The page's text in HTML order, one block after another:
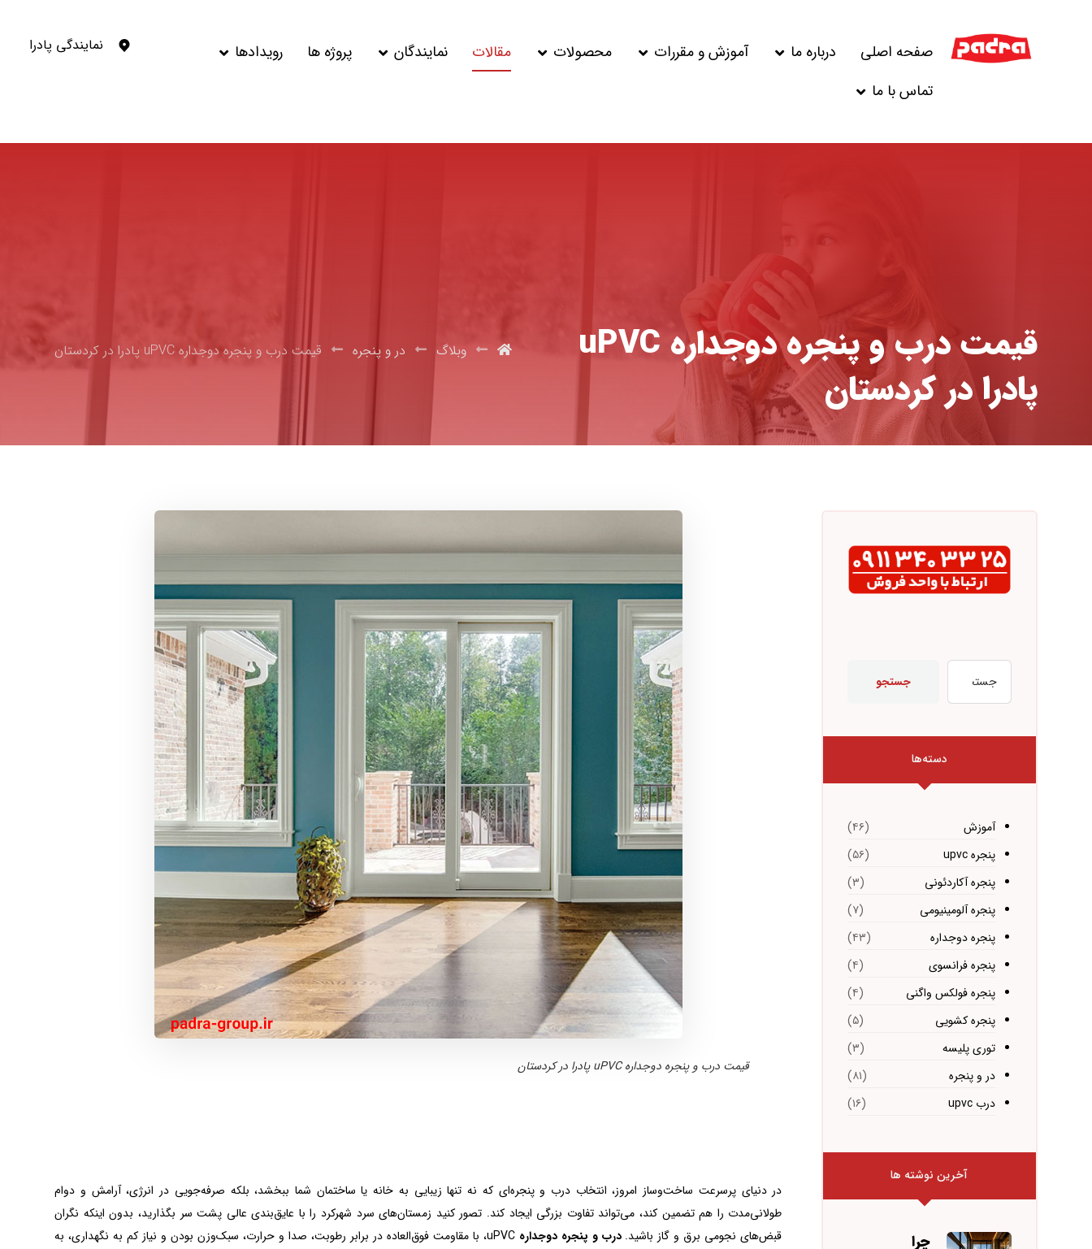
صفحه اصلی درباره ما آموزش و مقررات محصولات مقالات نمایندگان پروژه ها
رویدادها
تماس با ما
نمایندگی پادرا
قیمت درب و پنجره دوجداره uPVC
پادرا در کردستان
وبلاگ در و پنجره قیمت درب و پنجره دوجداره uPVC پادرا در کردستان
قیمت درب و پنجره دوجداره uPVC پادرا در کردستان
در دنیای پرسرعت ساخت‌وساز امروز، انتخاب درب و پنجره‌ای که نه تنها زیبایی به خانه یا ساختمان شما ببخشد، بلکه صرفه‌جویی در انرژی، آرامش و دوام
طولانی‌مدت را هم تضمین کند، می‌تواند تفاوت بزرگی ایجاد کند. تصور کنید زمستان‌های سرد شهرکرد را با عایق‌بندی عالی پشت سر بگذارید، بدون اینکه نگران
قبض‌های نجومی برق و گاز باشید.درب و پنجره دوجداره
uPVC، با مقاومت فوق‌العاده در برابر رطوبت، صدا و حرارت، سبک‌وزن بودن و نیاز کم به نگهداری، به
جستجو
دسته‌ها
آموزش (۴۶)
پنجره upvc
(۵۶)
پنجره آکاردئونی
(۳)
پنجره آلومینیومی
(۷)
پنجره دوجداره
(۴۳)
پنجره فرانسوی
(۴)
پنجره فولکس واگنی
(۴)
پنجره کشویی
(۵)
توری پلیسه
(۳)
در و پنجره
(۸۱)
درب upvc
(۱۶)
آخرین نوشته ها
چرا